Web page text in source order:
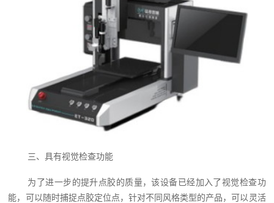
三、具有视觉检查功能
为了进一步的提升点胶的质量，该设备已经加入了视觉检查功
能，可以随时捕捉点胶定位点，针对不同风格类型的产品，可以灵活